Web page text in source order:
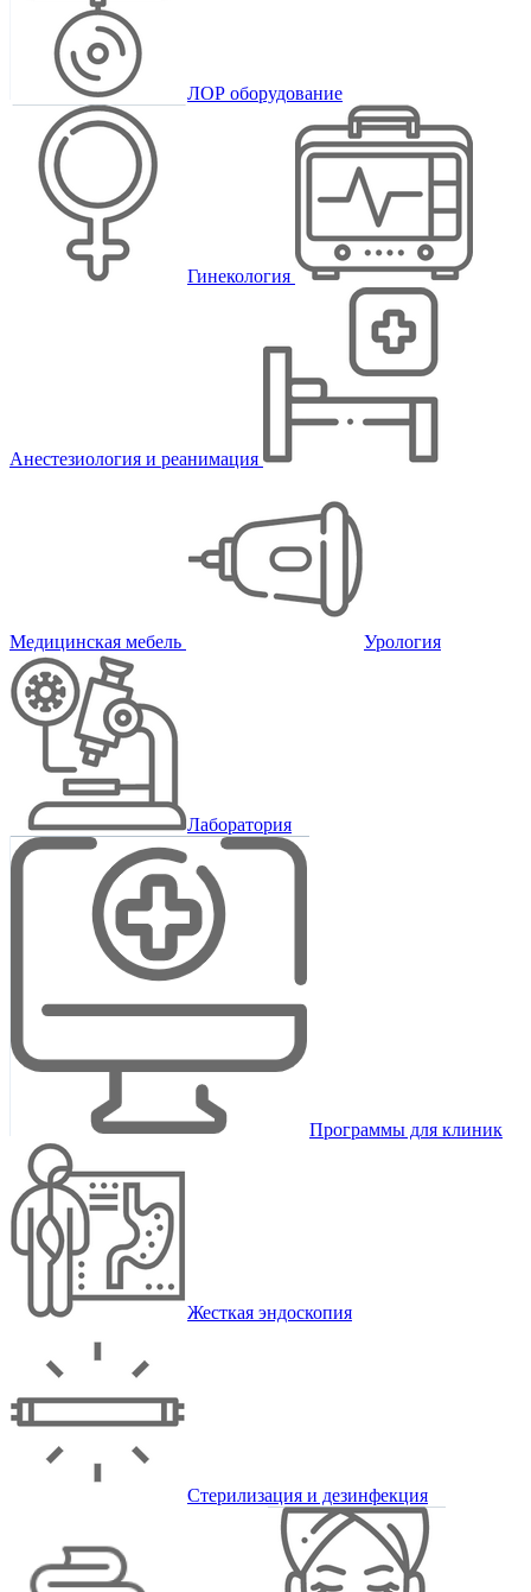
ЛОР оборудование
Гинекология
Анестезиология и реанимация
Медицинская мебель Урология
Лаборатория
Программы для клиник
Жесткая эндоскопия
Стерилизация и дезинфекция